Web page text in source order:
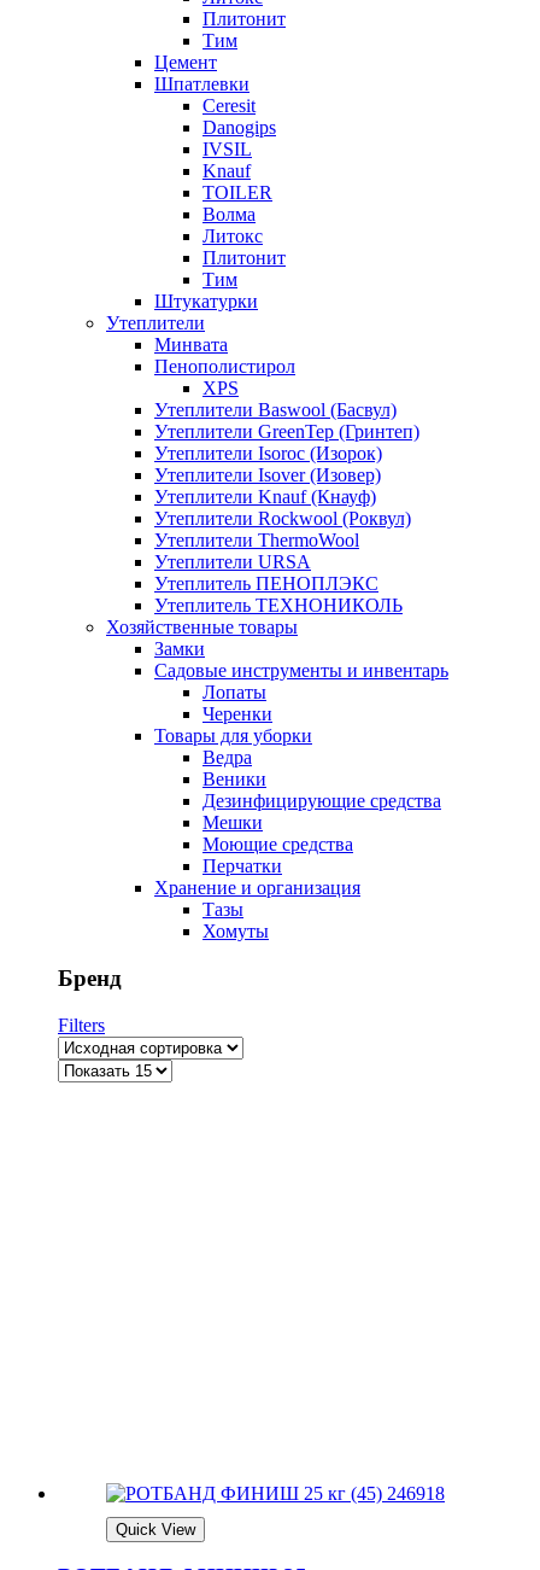
Плитонит
Тим
Цемент
Шпатлевки
Ceresit
Danogips
IVSIL
Knauf
TOILER
Волма
Литокс
Плитонит
Тим
Штукатурки
Утеплители
Минвата
Пенополистирол
XPS
Утеплители Baswool (Басвул)
Утеплители GreenTep (Гринтеп)
Утеплители Isoroc (Изорок)
Утеплители Isover (Изовер)
Утеплители Knauf (Кнауф)
Утеплители Rockwool (Роквул)
Утеплители ThermoWool
Утеплители URSA
Утеплитель ПЕНОПЛЭКС
Утеплитель ТЕХНОНИКОЛЬ
Хозяйственные товары
Замки
Садовые инструменты и инвентарь
Лопаты
Черенки
Товары для уборки
Ведра
Веники
Дезинфицирующие средства
Мешки
Моющие средства
Перчатки
Хранение и организация
Тазы
Хомуты
Бренд
Filters
Quick View